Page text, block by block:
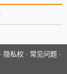
· 隐私权 · 常见问题 ·